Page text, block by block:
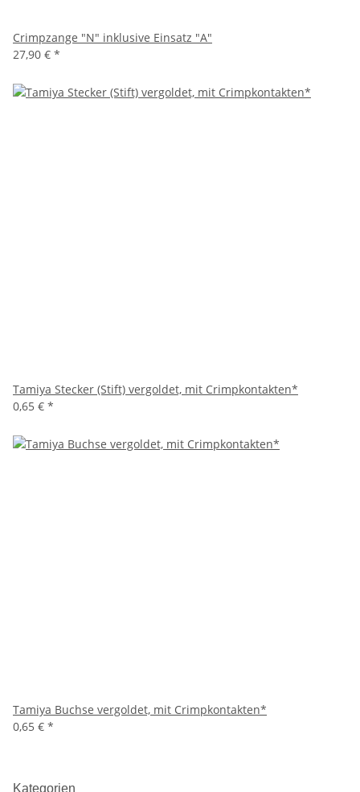
Crimpzange "N" inklusive Einsatz "A"
27,90 € *
Tamiya Stecker (Stift) vergoldet, mit Crimpkontakten*
0,65 € *
Tamiya Buchse vergoldet, mit Crimpkontakten*
0,65 € *
Kategorien